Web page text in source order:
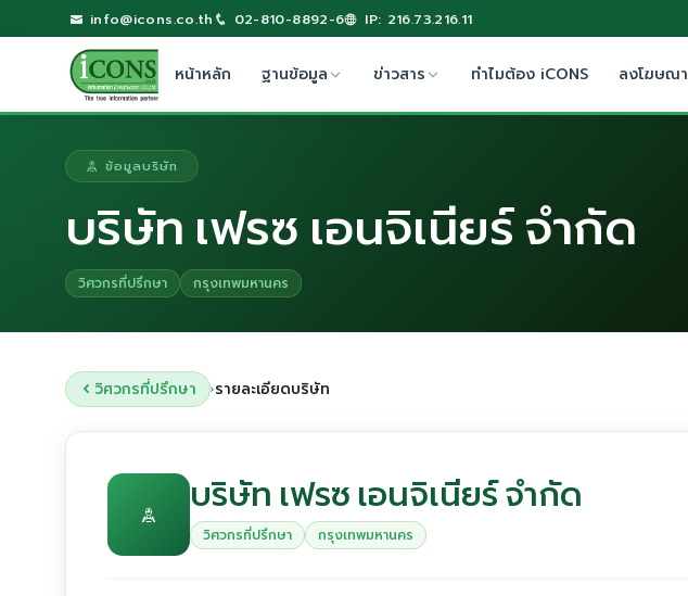
info@icons.co.th 02-810-8892-6 IP: 216.73.216.11
หน้าหลัก ฐานข้อมูล ข่าวสาร ทำไมต้อง iCONS ลงโฆษณา
ข้อมูลบริษัท
บริษัท เฟรซ เอนจิเนียร์ จำกัด
วิศวกรที่ปรึกษา กรุงเทพมหานคร
วิศวกรที่ปรึกษา ›รายละเอียดบริษัท
บริษัท เฟรซ เอนจิเนียร์ จำกัด
วิศวกรที่ปรึกษา กรุงเทพมหานคร